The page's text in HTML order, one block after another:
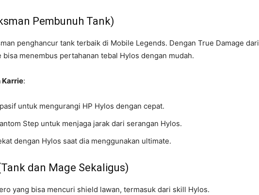
Pembunuh Tank)
penghancur tank terbaik di Mobile Legends. Dengan True Damage dari
bisa menembus pertahanan tebal Hylos dengan mudah.
Karrie:
untuk mengurangi HP Hylos dengan cepat.
Step untuk menjaga jarak dari serangan Hylos.
dengan Hylos saat dia menggunakan ultimate.
dan Mage Sekaligus)
yang bisa mencuri shield lawan, termasuk dari skill Hylos.